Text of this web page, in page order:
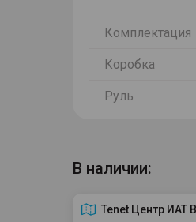
Комплектация
Коробка
Руль
В наличии:
Tenet Центр ИАТ